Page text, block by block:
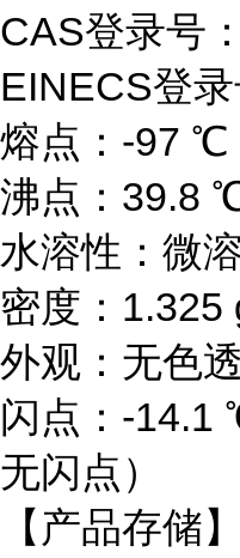
CAS登录号
EINECS登
熔点：-97 ℃
沸点：39.8
水溶性：微
密度：1.325
外观：无色
闪点：-14.1
无闪点）
【产品存储】